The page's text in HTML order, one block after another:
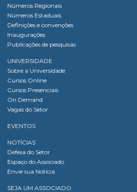
Números Regionais
Números Estaduais
Definições e convenções
Inaugurações
Publicações de pesquisas
UNIVERSIDADE
Sobre a Universidade
Cursos Online
Cursos Presenciais
On Demand
Vagas do Setor
EVENTOS
NOTÍCIAS
Defesa do Setor
Espaço do Associado
Envie sua Notícia
SEJA UM ASSOCIADO